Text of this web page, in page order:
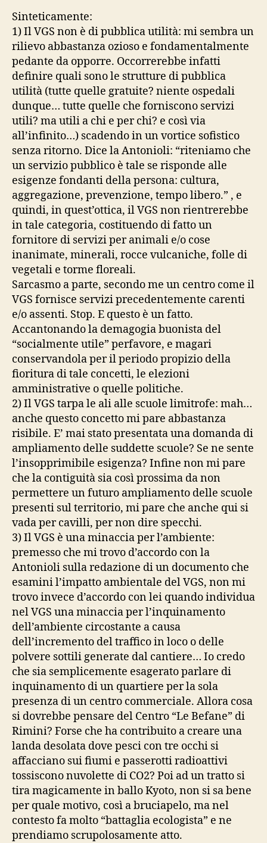
Sinteticamente:
1) Il VGS non è di pubblica utilità: mi sembra un
rilievo abbastanza ozioso e fondamentalmente
pedante da opporre. Occorrerebbe infatti
definire quali sono le strutture di pubblica
utilità (tutte quelle gratuite? niente ospedali
dunque… tutte quelle che forniscono servizi
utili? ma utili a chi e per chi? e così via
all’infinito…) scadendo in un vortice sofistico
senza ritorno. Dice la Antonioli: “riteniamo che
un servizio pubblico è tale se risponde alle
esigenze fondanti della persona: cultura,
aggregazione, prevenzione, tempo libero.” , e
quindi, in quest’ottica, il VGS non rientrerebbe
in tale categoria, costituendo di fatto un
fornitore di servizi per animali e/o cose
inanimate, minerali, rocce vulcaniche, folle di
vegetali e torme floreali.
Sarcasmo a parte, secondo me un centro come il
VGS fornisce servizi precedentemente carenti
e/o assenti. Stop. E questo è un fatto.
Accantonando la demagogia buonista del
“socialmente utile” perfavore, e magari
conservandola per il periodo propizio della
fioritura di tale concetti, le elezioni
amministrative o quelle politiche.
2) Il VGS tarpa le ali alle scuole limitrofe: mah…
anche questo concetto mi pare abbastanza
risibile. E’ mai stato presentata una domanda di
ampliamento delle suddette scuole? Se ne sente
l’insopprimibile esigenza? Infine non mi pare
che la contiguità sia così prossima da non
permettere un futuro ampliamento delle scuole
presenti sul territorio, mi pare che anche qui si
vada per cavilli, per non dire specchi.
3) Il VGS è una minaccia per l’ambiente:
premesso che mi trovo d’accordo con la
Antonioli sulla redazione di un documento che
esamini l’impatto ambientale del VGS, non mi
trovo invece d’accordo con lei quando individua
nel VGS una minaccia per l’inquinamento
dell’ambiente circostante a causa
dell’incremento del traffico in loco o delle
polvere sottili generate dal cantiere… Io credo
che sia semplicemente esagerato parlare di
inquinamento di un quartiere per la sola
presenza di un centro commerciale. Allora cosa
si dovrebbe pensare del Centro “Le Befane” di
Rimini? Forse che ha contribuito a creare una
landa desolata dove pesci con tre occhi si
affacciano sui fiumi e passerotti radioattivi
tossiscono nuvolette di CO2? Poi ad un tratto si
tira magicamente in ballo Kyoto, non si sa bene
per quale motivo, così a bruciapelo, ma nel
contesto fa molto “battaglia ecologista” e ne
prendiamo scrupolosamente atto.